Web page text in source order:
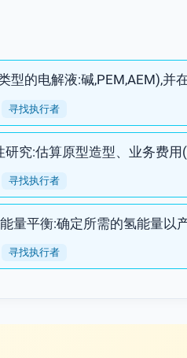
型的电解液:碱,PEM,AEM),
寻找执行者
研究:估算原型造型、业务费
寻找执行者
量平衡:确定所需的氢能量以
寻找执行者